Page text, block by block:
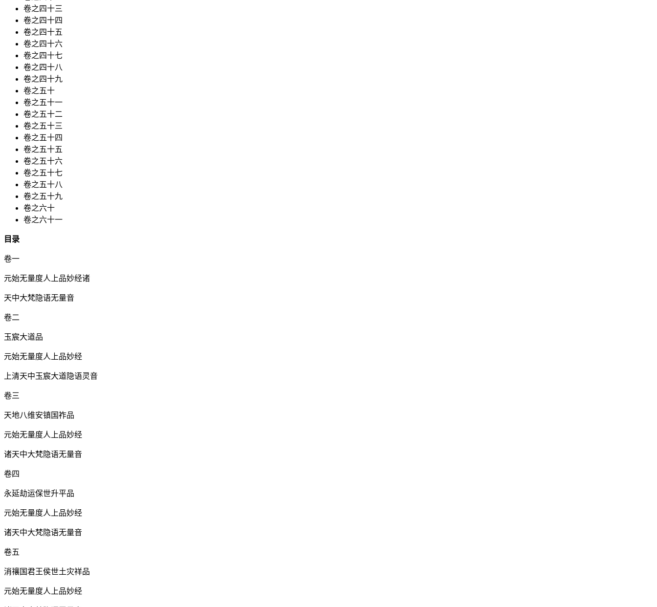
卷之四十三
卷之四十四
卷之四十五
卷之四十六
卷之四十七
卷之四十八
卷之四十九
卷之五十
卷之五十一
卷之五十二
卷之五十三
卷之五十四
卷之五十五
卷之五十六
卷之五十七
卷之五十八
卷之五十九
卷之六十
卷之六十一
目录
卷一
元始无量度人上品妙经诸
天中大梵隐语无量音
卷二
玉宸大道品
元始无量度人上品妙经
上清天中玉宸大道隐语灵音
卷三
天地八维安镇国祚品
元始无量度人上品妙经
诸天中大梵隐语无量音
卷四
永延劫运保世升平品
元始无量度人上品妙经
诸天中大梵隐语无量音
卷五
消禳国君王侯世土灾祥品
元始无量度人上品妙经